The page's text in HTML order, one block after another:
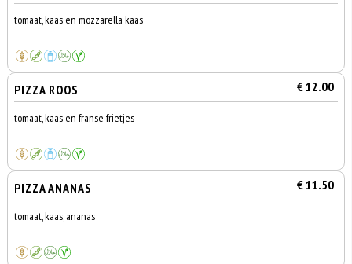
tomaat, kaas en mozzarella kaas
PIZZA ROOS € 12.00
tomaat, kaas en franse frietjes
PIZZA ANANAS € 11.50
tomaat, kaas, ananas